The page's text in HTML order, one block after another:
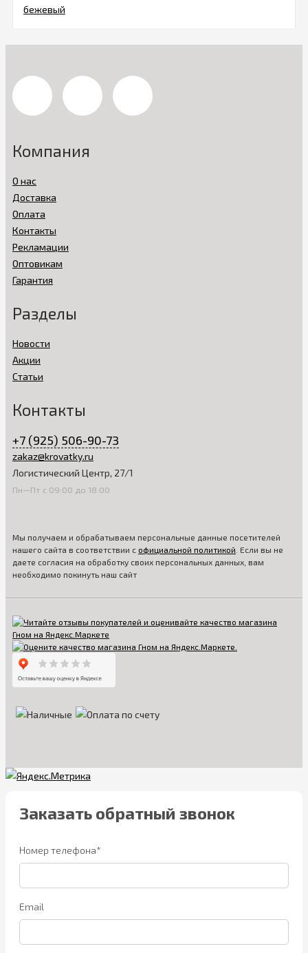
Компания
О нас
Доставка
Оплата
Контакты
Рекламации
Оптовикам
Гарантия
Разделы
Новости
Акции
Статьи
Контакты
+7 (925) 506-90-73
zakaz@krovatky.ru
Логистический Центр, 27/1
Пн—Пт с 09:00 до 18:00
Мы получаем и обрабатываем персональные данные посетителей
нашего сайта в соответствии с официальной политикой . Если вы не
даете согласия на обработку своих персональных данных, вам
необходимо покинуть наш сайт
Заказать обратный звонок
Номер телефона*
Email